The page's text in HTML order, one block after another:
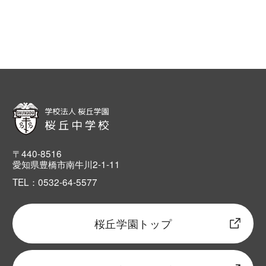
〒440-8516
愛知県豊橋市南牛川2-1-11
TEL：0532-64-5577
桜丘学園トップ